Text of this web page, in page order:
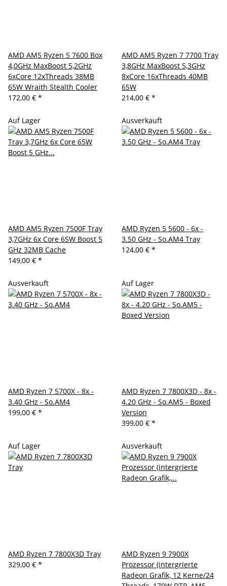
AMD AM5 Ryzen 5 7600 Box
4,0GHz MaxBoost 5,2GHz
6xCore 12xThreads 38MB
65W Wraith Stealth Cooler
172,00 € *
AMD AM5 Ryzen 7 7700 Tray
3,8GHz MaxBoost 5,3GHz
8xCore 16xThreads 40MB
65W
214,00 € *
Auf Lager
AMD AM5 Ryzen 7500F Tray
3,7GHz 6x Core 65W Boost 5
GHz 32MB Cache
149,00 € *
Ausverkauft
AMD Ryzen 5 5600 - 6x -
3.50 GHz - So.AM4 Tray
124,00 € *
Ausverkauft
AMD Ryzen 7 5700X - 8x -
3.40 GHz - So.AM4
199,00 € *
Auf Lager
AMD Ryzen 7 7800X3D - 8x -
4.20 GHz - So.AM5 - Boxed
Version
399,00 € *
Auf Lager
AMD Ryzen 7 7800X3D Tray
329,00 € *
Ausverkauft
AMD Ryzen 9 7900X
Prozessor (intergrierte
Radeon Grafik, 12 Kerne/24